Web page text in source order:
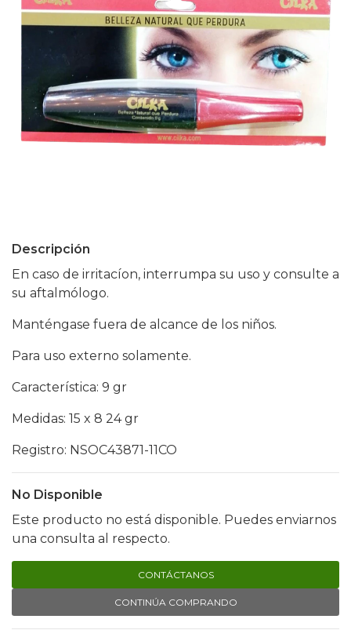
Descripción
En caso de irritacíon, interrumpa su uso y consulte a
su aftalmólogo.
Manténgase fuera de alcance de los niños.
Para uso externo solamente.
Característica: 9 gr
Medidas: 15 x 8 24 gr
Registro: NSOC43871-11CO
No Disponible
Este producto no está disponible. Puedes enviarnos
una consulta al respecto.
CONTÁCTANOS
CONTINÚA COMPRANDO